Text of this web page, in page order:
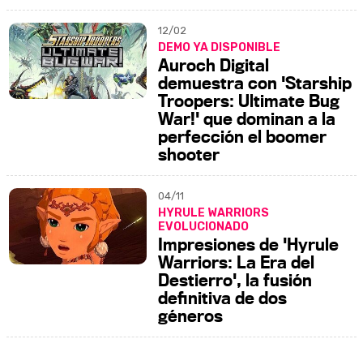
12/02
DEMO YA DISPONIBLE
Auroch Digital
demuestra con 'Starship
Troopers: Ultimate Bug
War!' que dominan a la
perfección el boomer
shooter
04/11
HYRULE WARRIORS
EVOLUCIONADO
Impresiones de 'Hyrule
Warriors: La Era del
Destierro', la fusión
definitiva de dos
géneros